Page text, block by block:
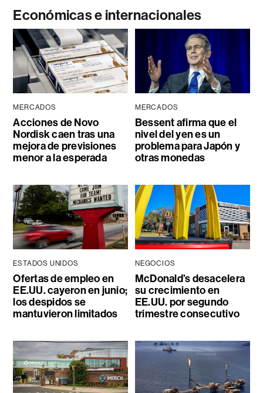
Económicas e internacionales
MERCADOS
Acciones de Novo
Nordisk caen tras una
mejora de previsiones
menor a la esperada
MERCADOS
Bessent afirma que el
nivel del yen es un
problema para Japón y
otras monedas
ESTADOS UNIDOS
Ofertas de empleo en
EE.UU. cayeron en junio;
los despidos se
mantuvieron limitados
NEGOCIOS
McDonald’s desacelera
su crecimiento en
EE.UU. por segundo
trimestre consecutivo